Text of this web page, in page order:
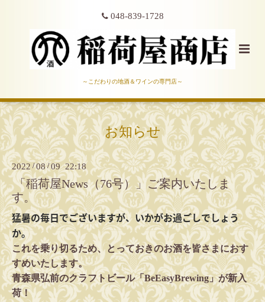
048-839-1728
～こだわりの地酒＆ワインの専門店～
お知らせ
2022 /08/09 22:18
「稲荷屋News（76号）」ご案内いたしま
す。
猛暑の毎日でございますが、いかがお過ごしでしょう
か。
これを乗り切るため、とっておきのお酒を皆さまにおす
すめいたします。
青森県弘前のクラフトビール「BeEasyBrewing」が新入
荷！